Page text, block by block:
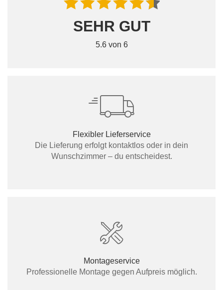
SEHR GUT
5.6 von 6
Flexibler Lieferservice
Die Lieferung erfolgt kontaktlos oder in dein
Wunschzimmer – du entscheidest.
Montageservice
Professionelle Montage gegen Aufpreis möglich.